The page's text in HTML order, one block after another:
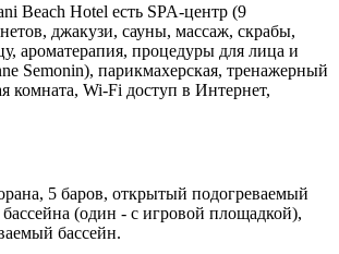
Beach Hotel есть SPA-центр (9
джакузи, сауны, массаж, скрабы,
ароматерапия, процедуры для лица и
Semonin), парикмахерская, тренажерный
комната, Wi-Fi доступ в Интернет,
5 баров, открытый подогреваемый
бассейна (один - с игровой площадкой),
бассейн.